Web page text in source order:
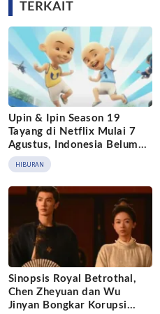
TERKAIT
Upin & Ipin Season 19
Tayang di Netflix Mulai 7
Agustus, Indonesia Belum
Masuk Daftar
HIBURAN
Sinopsis Royal Betrothal,
Chen Zheyuan dan Wu
Jinyan Bongkar Korupsi